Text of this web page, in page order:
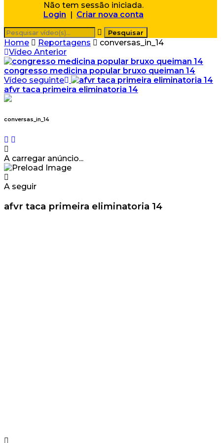
Não tem sessão iniciada.
Login
Criar nova conta
Home Reportagens
conversas_in_14
Vídeo Anterior
congresso medicina popular bruxo queiman 14
Vídeo seguinte
afvr taca primeira eliminatoria 14
conversas_in_14
A carregar anúncio...
A seguir
afvr taca primeira eliminatoria 14